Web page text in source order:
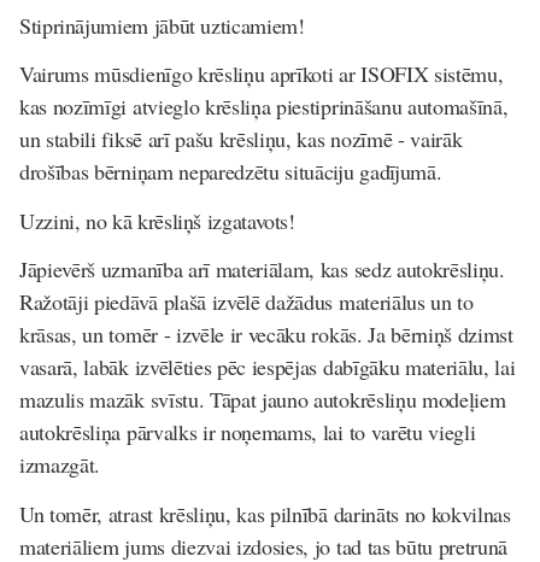
Stiprinājumiem jābūt uzticamiem!
Vairums mūsdienīgo krēsliņu aprīkoti ar ISOFIX sistēmu,
kas nozīmīgi atvieglo krēsliņa piestiprināšanu automašīnā,
un stabili fiksē arī pašu krēsliņu, kas nozīmē - vairāk
drošības bērniņam neparedzētu situāciju gadījumā.
Uzzini, no kā krēsliņš izgatavots!
Jāpievērš uzmanība arī materiālam, kas sedz autokrēsliņu.
Ražotāji piedāvā plašā izvēlē dažādus materiālus un to
krāsas, un tomēr - izvēle ir vecāku rokās. Ja bērniņš dzimst
vasarā, labāk izvēlēties pēc iespējas dabīgāku materiālu, lai
mazulis mazāk svīstu. Tāpat jauno autokrēsliņu modeļiem
autokrēsliņa pārvalks ir noņemams, lai to varētu viegli
izmazgāt.
Un tomēr, atrast krēsliņu, kas pilnībā darināts no kokvilnas
materiāliem jums diezvai izdosies, jo tad tas būtu pretrunā